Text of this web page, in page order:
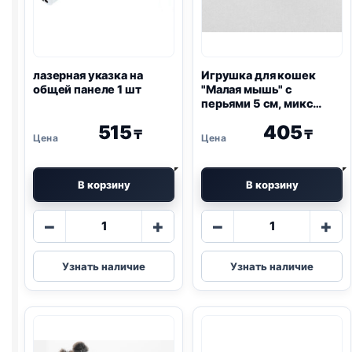
лазерная указка на
общей панеле 1 шт
515₸
В корзину
−
Количество
лазерная
указка
на
общей
+
Узнать наличие
Игрушка для кошек
"Малая мышь" с
перьями 5 см, микс
405₸
В корзину
−
Количество
Игрушка
для
кошек
"Малая
+
Узнать наличие